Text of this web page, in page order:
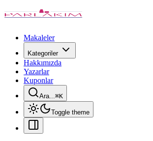
Makaleler
Kategoriler
Hakkımızda
Yazarlar
Kuponlar
Ara...⌘K
Toggle theme